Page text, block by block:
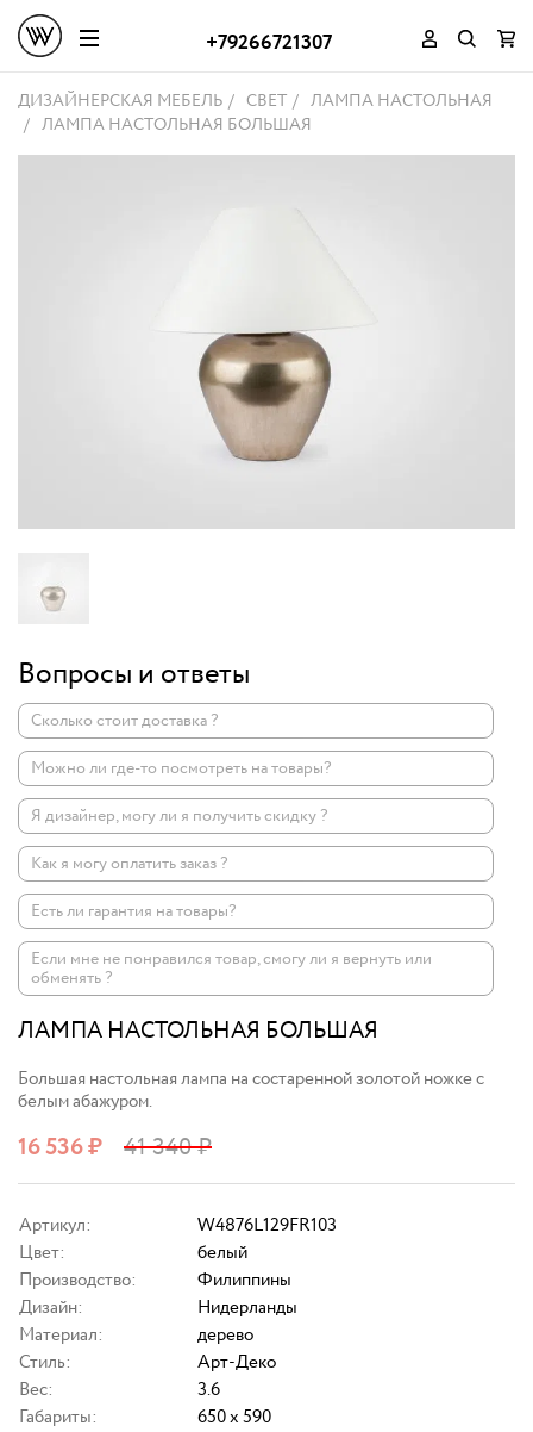
+79266721307
ДИЗАЙНЕРСКАЯ МЕБЕЛЬ СВЕТ
ЛАМПА НАСТОЛЬНАЯ
ЛАМПА НАСТОЛЬНАЯ БОЛЬШАЯ
Вопросы и ответы
Сколько стоит доставка ?
Можно ли где-то посмотреть на товары?
Я дизайнер, могу ли я получить скидку ?
Как я могу оплатить заказ ?
Есть ли гарантия на товары?
Если мне не понравился товар, смогу ли я вернуть или
обменять ?
ЛАМПА НАСТОЛЬНАЯ БОЛЬШАЯ
Большая настольная лампа на состаренной золотой ножке с
белым абажуром.
16 536₽ 41 340₽
Артикул:
W4876L129FR103
Цвет:
белый
Производство:
Филиппины
Дизайн:
Нидерланды
Материал:
дерево
Стиль:
Арт-Деко
Вес:
3.6
Габариты:
650 x 590